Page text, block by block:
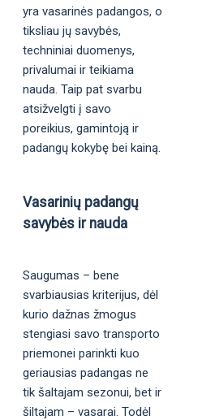
yra vasarinės padangos, o
tiksliau jų savybės,
techniniai duomenys,
privalumai ir teikiama
nauda. Taip pat svarbu
atsižvelgti į savo
poreikius, gamintoją ir
padangų kokybę bei kainą.
Vasarinių padangų
savybės ir nauda
Saugumas – bene
svarbiausias kriterijus, dėl
kurio dažnas žmogus
stengiasi savo transporto
priemonei parinkti kuo
geriausias padangas ne
tik šaltajam sezonui, bet ir
šiltajam – vasarai. Todėl